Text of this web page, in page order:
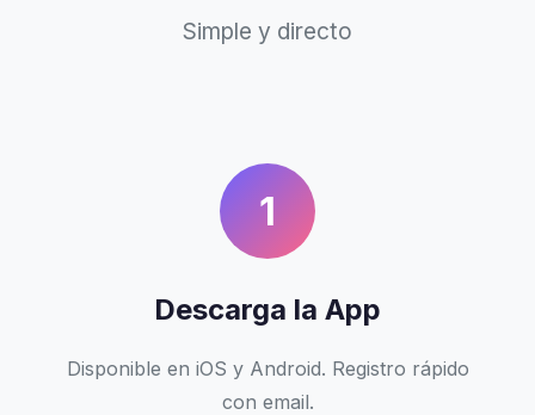
Simple y directo
1
Descarga la App
Disponible en iOS y Android. Registro rápido
con email.